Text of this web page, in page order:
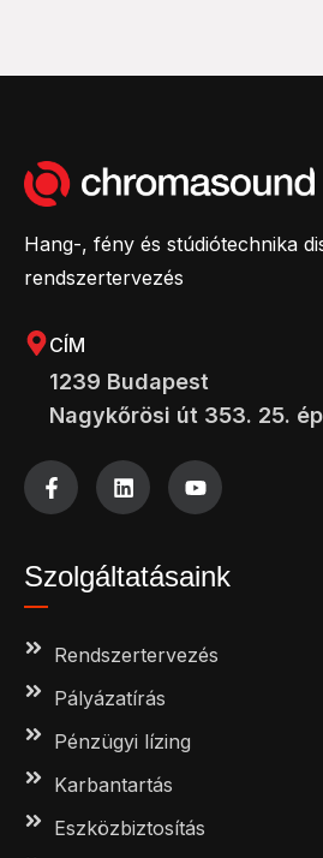
Hang-, fény és stúdiótechnika
rendszertervezés
CÍM
1239 Budapest
Nagykőrösi út 353. 25.
Szolgáltatásaink
Rendszertervezés
Pályázatírás
Pénzügyi lízing
Karbantartás
Eszközbiztosítás